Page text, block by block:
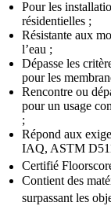
Pour les
résidentielles ;
Résistante aux
l’eau ;
Dépasse les
pour les
Rencontre ou
pour un usage
;
Répond aux
IAQ, ASTM
Certifié
Contient des
surpassant les